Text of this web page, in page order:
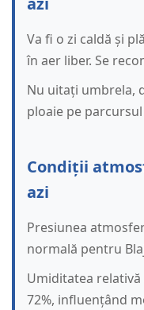
Va fi o zi caldă și
în aer liber. Se
Nu uitați umbrela,
ploaie pe parcursul
Condiții
azi
Presiunea
normală pentru
Umiditatea
72%, influențând